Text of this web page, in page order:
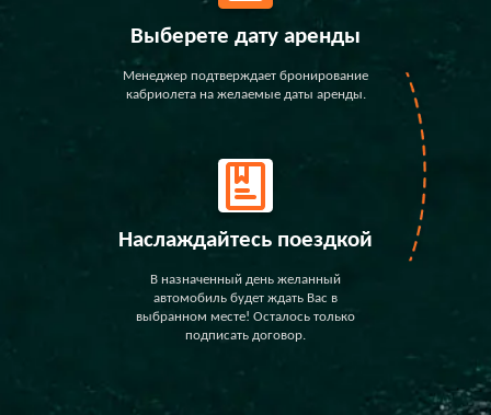
Выберете дату аренды
Менеджер подтверждает бронирование
кабриолета на желаемые даты аренды.
Наслаждайтесь поездкой
В назначенный день желанный
автомобиль будет ждать Вас в
выбранном месте! Осталось только
подписать договор.